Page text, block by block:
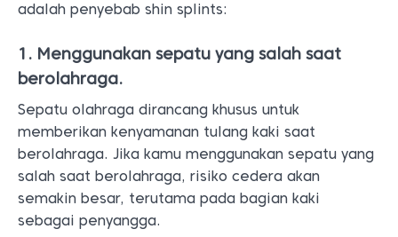
adalah penyebab shin splints:
1. Menggunakan sepatu yang salah saat
berolahraga.
Sepatu olahraga dirancang khusus untuk
memberikan kenyamanan tulang kaki saat
berolahraga. Jika kamu menggunakan sepatu yang
salah saat berolahraga, risiko cedera akan
semakin besar, terutama pada bagian kaki
sebagai penyangga.